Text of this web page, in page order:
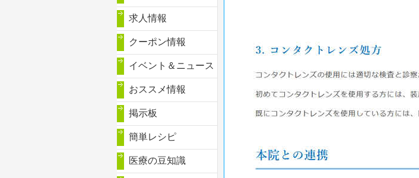
求人情報
クーポン情報
イベント＆ニュース
おススメ情報
掲示板
簡単レシピ
医療の豆知識